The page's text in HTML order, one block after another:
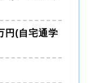
円(自宅通学